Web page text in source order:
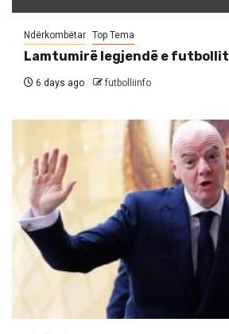
Ndërkombëtar Top Tema
Lamtumirë legjendë e futbollit
6 days ago futbolliinfo